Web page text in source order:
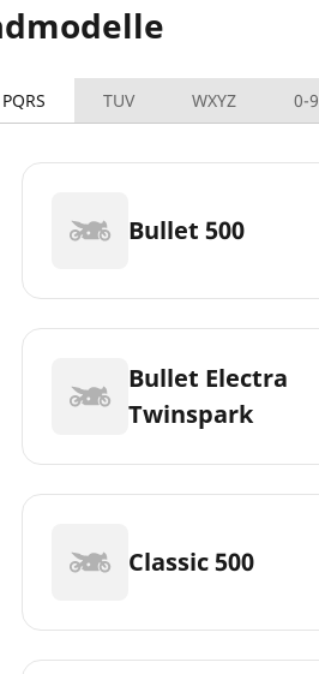
PQRS TUV WXYZ 0-9
Bullet 500
Bullet Electra
Twinspark
Classic 500